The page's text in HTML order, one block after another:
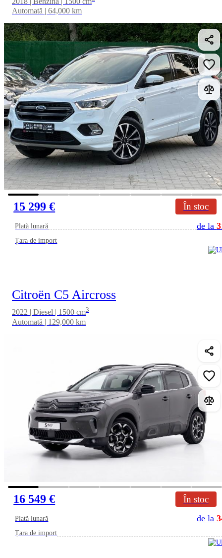
Automată | 64,000 km
15 299 € În stoc
Plată lunară de la
Țara de import
Citroën C5 Aircross
2022 | Diesel | 1500 cm3
Automată | 129,000 km
16 549 € În stoc
Plată lunară de la
Țara de import